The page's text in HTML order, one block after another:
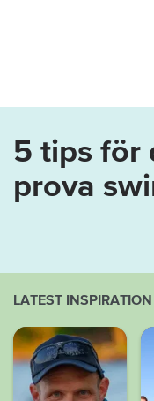
5 tips för
prova
LATEST INSPIRATION